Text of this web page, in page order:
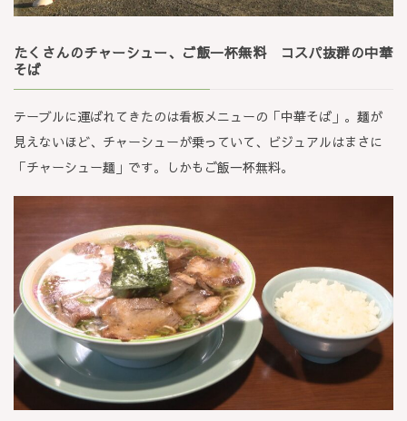
たくさんのチャーシュー、ご飯一杯無料 コスパ抜群の中華
そば
テーブルに運ばれてきたのは看板メニューの「中華そば」。麺が
見えないほど、チャーシューが乗っていて、ビジュアルはまさに
「チャーシュー麺」です。しかもご飯一杯無料。